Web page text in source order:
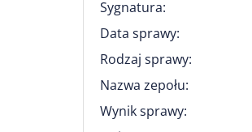
Sygnatura:
Data sprawy:
Rodzaj sprawy:
Nazwa zepołu:
Wynik sprawy: